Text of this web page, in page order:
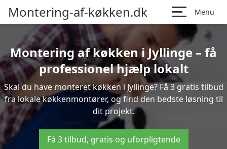
Montering-af-køkken.dk Menu
Montering af køkken i Jyllinge – få
professionel hjælp lokalt
Skal du have monteret køkken i Jyllinge? Få 3 gratis tilbud
fra lokale køkkenmontører, og find den bedste løsning til
dit projekt.
Få 3 tilbud, gratis og uforpligtende